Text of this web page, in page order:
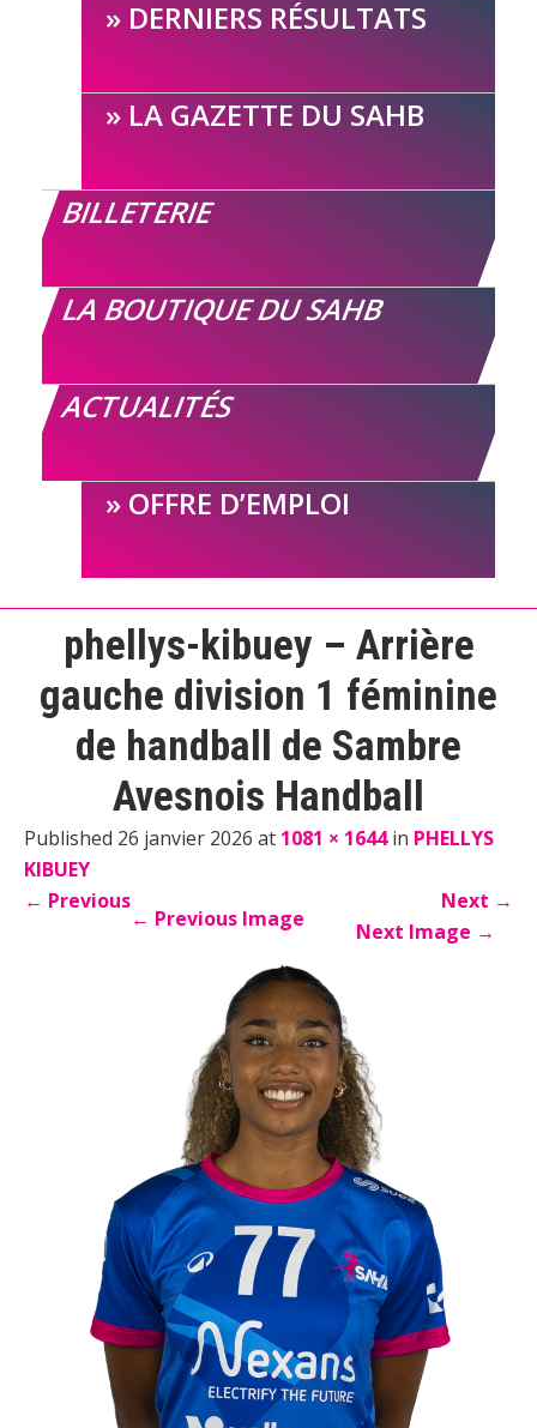
DERNIERS RÉSULTATS
LA GAZETTE DU SAHB
BILLETERIE
LA BOUTIQUE DU SAHB
ACTUALITÉS
OFFRE D’EMPLOI
phellys-kibuey – Arrière
gauche division 1 féminine
de handball de Sambre
Avesnois Handball
Published 26 janvier 2026 at 1081 × 1644in PHELLYS
KIBUEY
← Previous Next →
← Previous Image Next Image →